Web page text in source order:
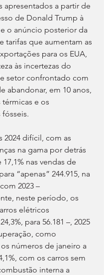
apresentados a partir de
de Donald Trump à
e o anúncio posterior da
tarifas que aumentam as
para os EUA,
às incertezas do
setor confrontado com
abandonar, em 10 anos,
térmicas e os
2024 difícil, com as
na gama por detrás
nas vendas de
“apenas” 244.915, na
2023 –
neste período, os
elétricos
para 56.181 –, 2025
como
números de janeiro a
com os carros sem
interna a